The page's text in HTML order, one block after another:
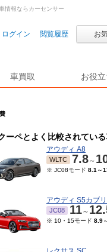
ログイン 閲覧履歴 お
車買取 お役
情報ならカーセンサー
ーペとよく比較されてい
アウディ A8
WLTC 7.8～
※ JC08モード 8.1 ～
アウディ S5カブ
JC08 11～
※ 10・15モード 8.9～